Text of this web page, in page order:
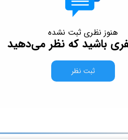
هنوز نظری ثبت نشده
باشید که نظر می‌دهید
ثبت نظر